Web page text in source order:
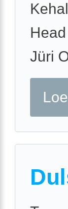
Jüri